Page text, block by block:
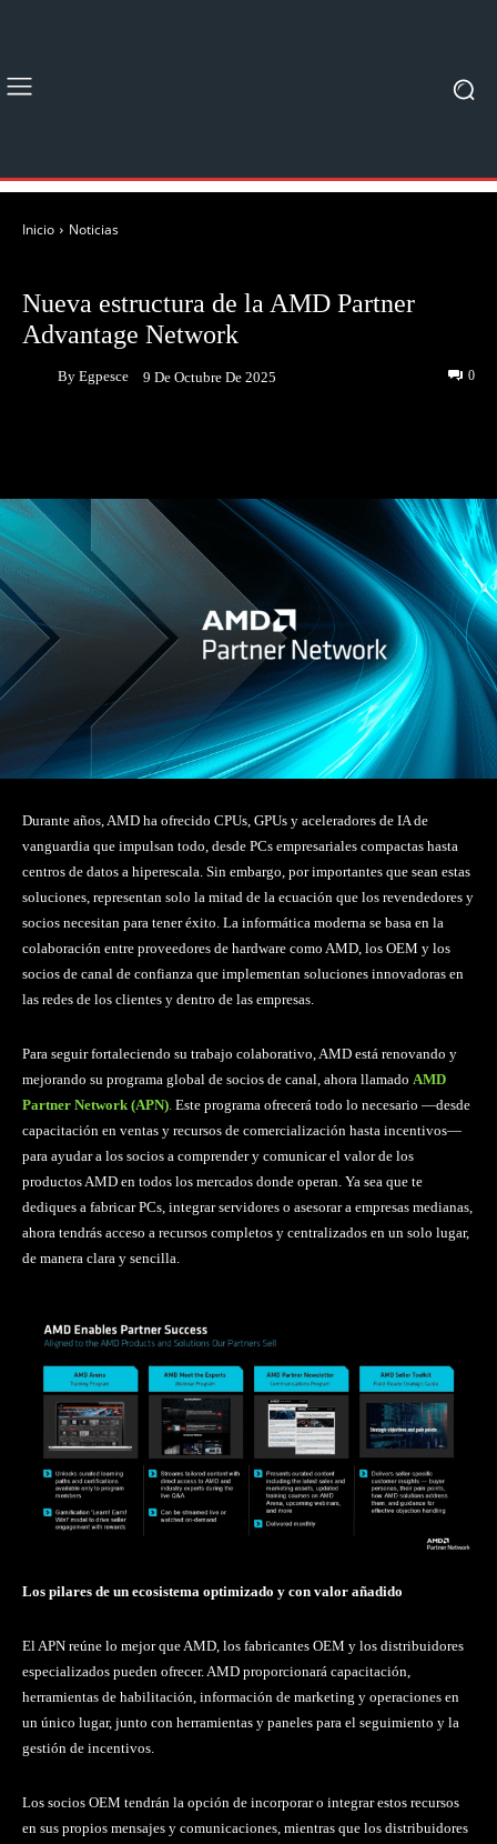
Inicio Noticias
Nueva estructura de la AMD Partner
Advantage Network
By Egpesce 9 De Octubre De 2025 0
Durante años, AMD ha ofrecido CPUs, GPUs y aceleradores de IA de
vanguardia que impulsan todo, desde PCs empresariales compactas hasta
centros de datos a hiperescala. Sin embargo, por importantes que sean estas
soluciones, representan solo la mitad de la ecuación que los revendedores y
socios necesitan para tener éxito. La informática moderna se basa en la
colaboración entre proveedores de hardware como AMD, los OEM y los
socios de canal de confianza que implementan soluciones innovadoras en
las redes de los clientes y dentro de las empresas.
Para seguir fortaleciendo su trabajo colaborativo, AMD está renovando y
mejorando su programa global de socios de canal, ahora llamado AMD
Partner Network (APN). Este programa ofrecerá todo lo necesario —desde
capacitación en ventas y recursos de comercialización hasta incentivos—
para ayudar a los socios a comprender y comunicar el valor de los
productos AMD en todos los mercados donde operan. Ya sea que te
dediques a fabricar PCs, integrar servidores o asesorar a empresas medianas,
ahora tendrás acceso a recursos completos y centralizados en un solo lugar,
de manera clara y sencilla.
Los pilares de un ecosistema optimizado y con valor añadido
El APN reúne lo mejor que AMD, los fabricantes OEM y los distribuidores
especializados pueden ofrecer. AMD proporcionará capacitación,
herramientas de habilitación, información de marketing y operaciones en
un único lugar, junto con herramientas y paneles para el seguimiento y la
gestión de incentivos.
Los socios OEM tendrán la opción de incorporar o integrar estos recursos
en sus propios mensajes y comunicaciones, mientras que los distribuidores